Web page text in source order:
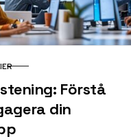
Förstå
din